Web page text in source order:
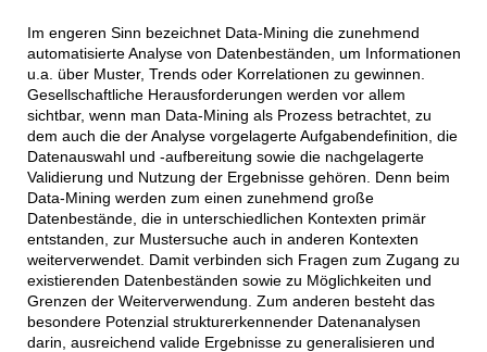
Im engeren Sinn bezeichnet Data-Mining die zunehmend
automatisierte Analyse von Datenbeständen, um Informationen
u.a. über Muster, Trends oder Korrelationen zu gewinnen.
Gesellschaftliche Herausforderungen werden vor allem
sichtbar, wenn man Data-Mining als Prozess betrachtet, zu
dem auch die der Analyse vorgelagerte Aufgabendefinition, die
Datenauswahl und -aufbereitung sowie die nachgelagerte
Validierung und Nutzung der Ergebnisse gehören. Denn beim
Data-Mining werden zum einen zunehmend große
Datenbestände, die in unterschiedlichen Kontexten primär
entstanden, zur Mustersuche auch in anderen Kontexten
weiterverwendet. Damit verbinden sich Fragen zum Zugang zu
existierenden Datenbeständen sowie zu Möglichkeiten und
Grenzen der Weiterverwendung. Zum anderen besteht das
besondere Potenzial strukturerkennender Datenanalysen
darin, ausreichend valide Ergebnisse zu generalisieren und